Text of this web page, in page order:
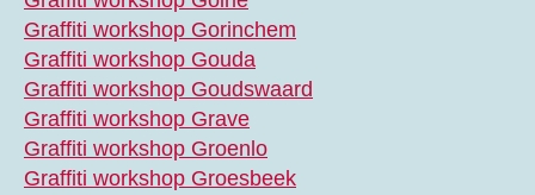
Graffiti workshop Gorinchem
Graffiti workshop Gouda
Graffiti workshop Goudswaard
Graffiti workshop Grave
Graffiti workshop Groenlo
Graffiti workshop Groesbeek